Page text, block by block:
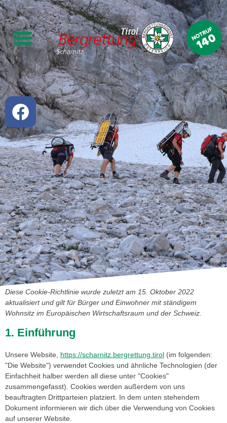
Diese Cookie-Richtlinie wurde zuletzt am 15. Oktober 2022
aktualisiert und gilt für Bürger und Einwohner mit ständigem
Wohnsitz im Europäischen Wirtschaftsraum und der Schweiz.
1. Einführung
Unsere Website, https://scharnitz.bergrettung.tirol (im folgenden:
"Die Website") verwendet Cookies und ähnliche Technologien (der
Einfachheit halber werden all diese unter "Cookies"
zusammengefasst). Cookies werden außerdem von uns
beauftragten Drittparteien platziert. In dem unten stehendem
Dokument informieren wir dich über die Verwendung von Cookies
auf unserer Website.